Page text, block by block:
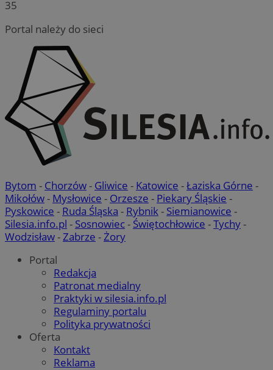
35
Portal należy do sieci
Bytom - Chorzów- Gliwice - Katowice -Łaziska Górne -
Mikołów- Mysłowice - Orzesze - Piekary Śląskie -
Pyskowice - Ruda Śląska - Rybnik- Siemianowice -
Silesia.info.pl - Sosnowiec- Świętochłowice -Tychy-
Wodzisław-Zabrze -Żory
Portal
Redakcja
Patronat medialny
Praktyki w silesia.info.pl
Regulaminy portalu
Polityka prywatności
Oferta
Kontakt
Reklama